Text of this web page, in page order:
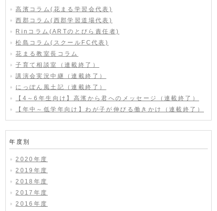
高濱コラム(花まる学習会代表)
西郡コラム(西郡学習道場代表)
Rinコラム(ARTのとびら責任者)
松島コラム(スクールFC代表)
花まる教室長コラム
子育て相談室（連載終了）
講演会実況中継（連載終了）
にっぽん風土記（連載終了）
【4～6年生向け】高濱から君へのメッセージ（連載終了）
【年中～低学年向け】わが子が伸びる働きかけ（連載終了）
年度別
2020年度
2019年度
2018年度
2017年度
2016年度